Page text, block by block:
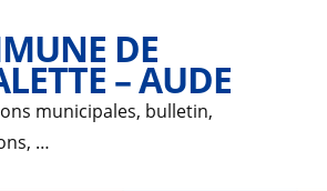
DE
– AUDE
municipales, bulletin,
…